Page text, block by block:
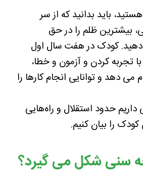
باید بدانید که از سر
بیشترین ظلم را در حق
کودک در هفت سال اول
تجربه کردن و آزمون و خطا،
می دهد و توانایی انجام کارها را
حدود استقلال و راه‌هایی
را بیان کنیم.
سنی شکل می گیرد؟